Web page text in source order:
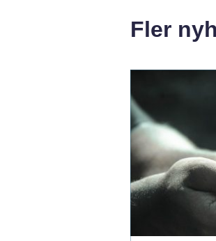
Fler